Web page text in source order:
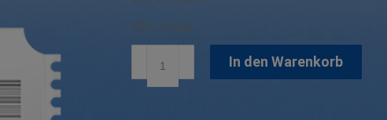
500 vorrätig
In den Warenkorb